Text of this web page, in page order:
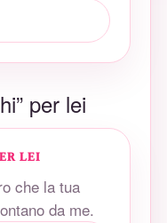
per lei
LEI
che la tua
da me.